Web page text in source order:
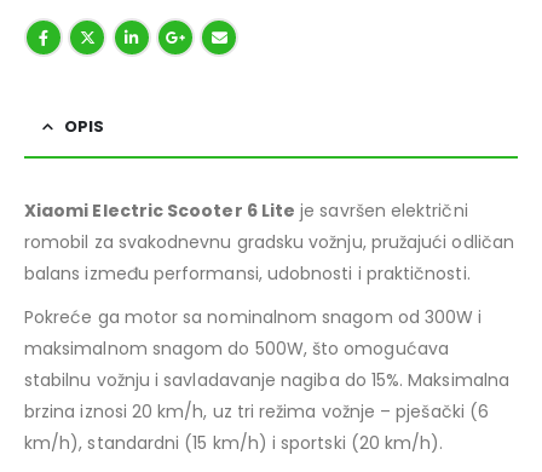
OPIS
Xiaomi Electric Scooter 6 Lite je savršen električni
romobil za svakodnevnu gradsku vožnju, pružajući odličan
balans između performansi, udobnosti i praktičnosti.
Pokreće ga motor sa nominalnom snagom od 300W i
maksimalnom snagom do 500W, što omogućava
stabilnu vožnju i savladavanje nagiba do 15%. Maksimalna
brzina iznosi 20 km/h, uz tri režima vožnje – pješački (6
km/h), standardni (15 km/h) i sportski (20 km/h).